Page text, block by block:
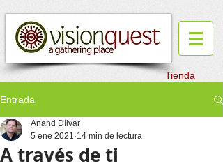
Tienda
Entrada
A través de ti
Anand Dílvar
5 ene 2021 14 min de lectura